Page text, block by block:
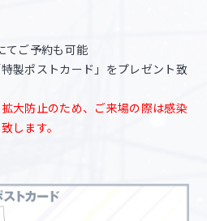
てご予約も可能
製ポストカード」をプレゼント致
大防止のため、ご来場の際は感染
します。